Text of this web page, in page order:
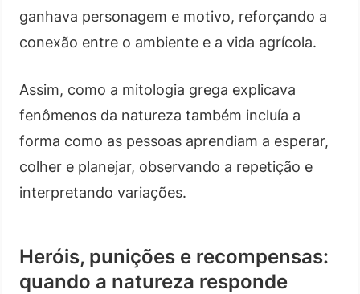
ganhava personagem e motivo, reforçando a
conexão entre o ambiente e a vida agrícola.
Assim, como a mitologia grega explicava
fenômenos da natureza também incluía a
forma como as pessoas aprendiam a esperar,
colher e planejar, observando a repetição e
interpretando variações.
Heróis, punições e recompensas:
quando a natureza responde